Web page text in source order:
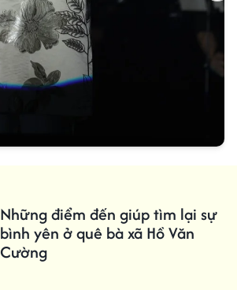
Những điểm đến giúp tìm lại sự
bình yên ở quê bà xã Hồ Văn
Cường